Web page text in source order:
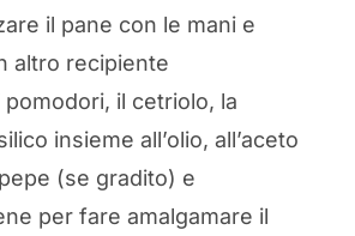
il pane con le mani e
altro recipiente
il cetriolo, la
insieme all’olio, all’aceto
(se gradito) e
per fare amalgamare il